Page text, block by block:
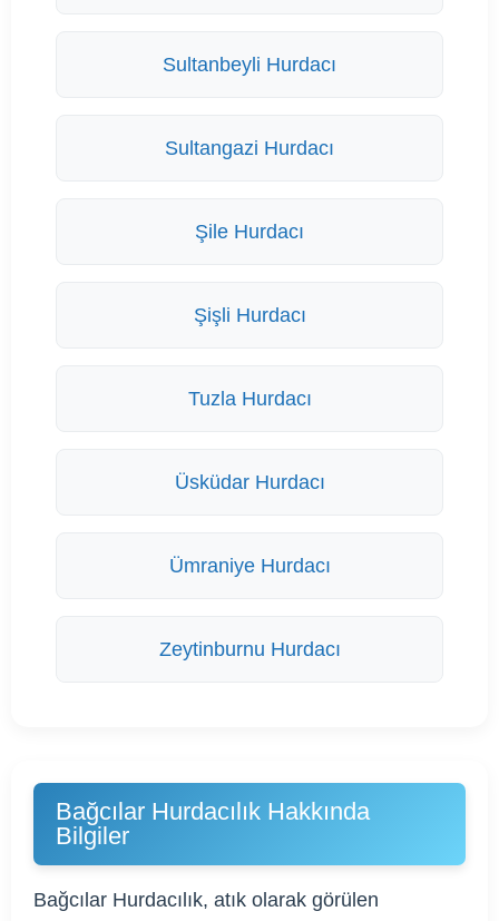
Sultanbeyli Hurdacı
Sultangazi Hurdacı
Şile Hurdacı
Şişli Hurdacı
Tuzla Hurdacı
Üsküdar Hurdacı
Ümraniye Hurdacı
Zeytinburnu Hurdacı
Bağcılar Hurdacılık Hakkında
Bilgiler
Bağcılar Hurdacılık, atık olarak görülen